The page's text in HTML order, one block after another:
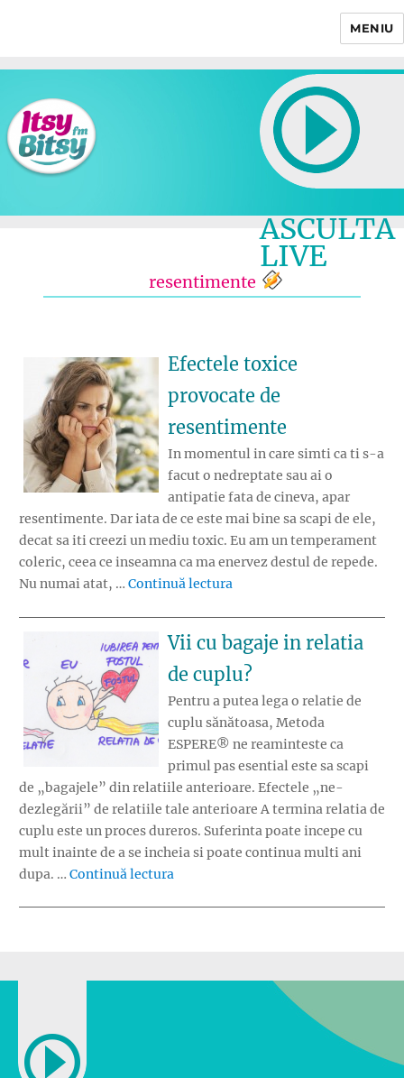
MENIU
ASCULTA
LIVE
resentimente
Efectele toxice
provocate de
resentimente
In momentul in care simti ca ti s-a
facut o nedreptate sau ai o
antipatie fata de cineva, apar
resentimente. Dar iata de ce este mai bine sa scapi de ele,
decat sa iti creezi un mediu toxic. Eu am un temperament
coleric, ceea ce inseamna ca ma enervez destul de repede.
Nu numai atat, … Continuă lectura
Vii cu bagaje in relatia
de cuplu?
Pentru a putea lega o relatie de
cuplu sănătoasa, Metoda
ESPERE® ne reaminteste ca
primul pas esential este sa scapi
de „bagajele” din relatiile anterioare. Efectele „ne-
dezlegării” de relatiile tale anterioare A termina relatia de
cuplu este un proces dureros. Suferinta poate incepe cu
mult inainte de a se incheia si poate continua multi ani
dupa. … Continuă lectura